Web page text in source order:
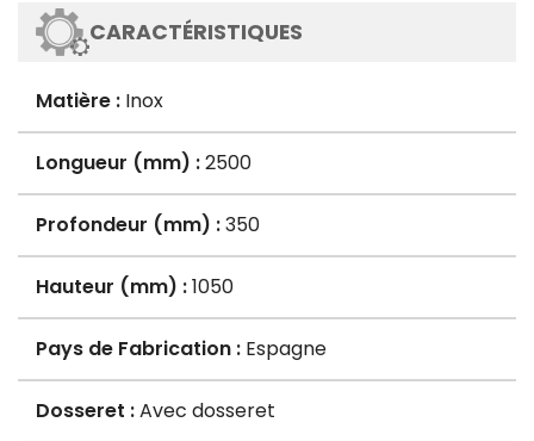
CARACTÉRISTIQUES
Matière : Inox
Longueur (mm) :2500
Profondeur (mm) :350
Hauteur (mm) :1050
Pays de Fabrication : Espagne
Dosseret :Avec dosseret